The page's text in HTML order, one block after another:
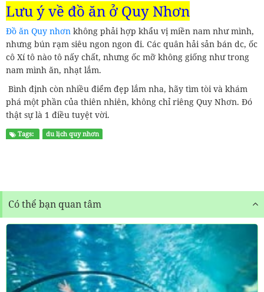
Lưu ý về đồ ăn ở Quy Nhơn
Đồ ăn Quy nhơn không phải hợp khẩu vị miền nam như mình,
nhưng bún rạm siêu ngon ngon đi. Các quân hải sản bán dc, ốc
cô Xí tô nào tô nấy chất, nhưng ốc mỡ không giống như trong
nam mình ăn, nhạt lắm.
Bình định còn nhiều điểm đẹp lắm nha, hãy tìm tòi và khám
phá một phần của thiên nhiên, không chỉ riêng Quy Nhơn. Đó
thật sự là 1 điều tuyệt vời.
Tags: du lịch quy nhơn
Có thể bạn quan tâm